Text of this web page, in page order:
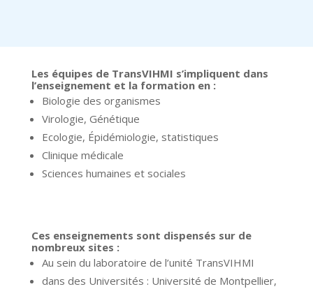
Les équipes de TransVIHMI s’impliquent dans
l’enseignement et la formation en :
Biologie des organismes
Virologie, Génétique
Ecologie, Épidémiologie, statistiques
Clinique médicale
Sciences humaines et sociales
Ces enseignements sont dispensés sur de
nombreux sites :
Au sein du laboratoire de l’unité TransVIHMI
dans des Universités : Université de Montpellier,